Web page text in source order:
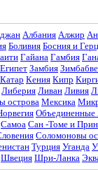
Албания Алжир
Боливия Босния и
Гайана Гамбия
Египет Замбия Зимбабве
Катар Кения Кипр
Либерия Ливан Ливия
островаМексика
Объединенные
Самоа Сан -Томе и
Соломоновы
Турция Уганда
Швеция Шри-Ланка